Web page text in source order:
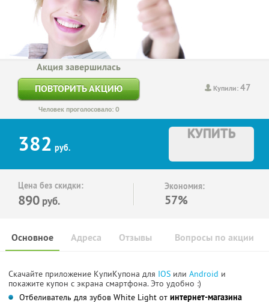
Купили:47
Акция завершилась
ПОВТОРИТЬ АКЦИЮ
Человек проголосовало: 0
382 руб.
КУПИТЬ
Цена без скидки:
890 руб.
Экономия:
57%
Основное Отзывы Вопросы по акции
Адреса
Скачайте приложение КупиКупона для IOS или Android и
покажите купон с экрана смартфона. Это удобно :)
Отбеливатель для зубов White Light от интернет-магазина